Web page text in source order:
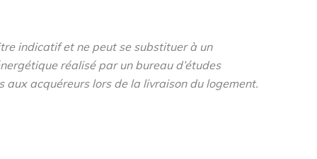
indicatif et ne peut se substituer à un
réalisé par un bureau d’études
aux acquéreurs lors de la livraison du logement.